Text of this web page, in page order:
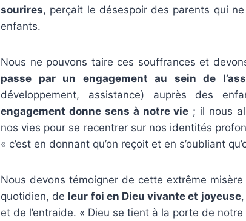
sourires, perçait le désespoir des parents qui
enfants.
Nous ne pouvons taire ces souffrances et
passe par un engagement au sein de
développement, assistance) auprès des
engagement donne sens à notre vie ; il nous
nos vies pour se recentrer sur nos identités
« c’est en donnant qu’on reçoit et en s’oubliant
Nous devons témoigner de cette extrême
quotidien, de leur foi en Dieu vivante et joyeuse,
et de l’entraide. « Dieu se tient à la porte de